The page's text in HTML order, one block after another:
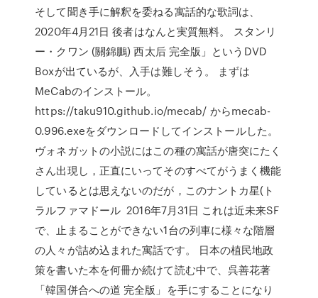
そして聞き手に解釈を委ねる寓話的な歌詞は、
2020年4月21日 後者はなんと実質無料。 スタンリ
ー・クワン (關錦鵬) 西太后 完全版」というDVD
Boxが出ているが、入手は難しそう。 まずは
MeCabのインストール。
https://taku910.github.io/mecab/ からmecab-
0.996.exeをダウンロードしてインストールした。
ヴォネガットの小説にはこの種の寓話が唐突にたく
さん出現し，正直にいってそのすべてがうまく機能
しているとは思えないのだが，このナントカ星(ト
ラルファマドール 2016年7月31日 これは近未来SF
で、止まることができない1台の列車に様々な階層
の人々が詰め込まれた寓話です。 日本の植民地政
策を書いた本を何冊か続けて読む中で、呉善花著
「韓国併合への道 完全版」を手にすることになり